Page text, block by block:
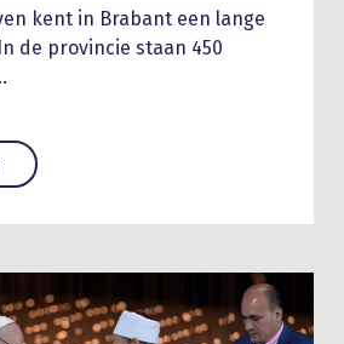
kent in Brabant een lange
de provincie staan 450